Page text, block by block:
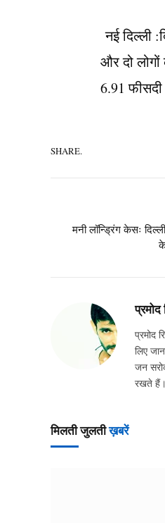
नई दिल्ली
और दो लोगों
6.91
SHARE.
मनी लॉन्‍ड्रिंग केसः
प्रमोद
प्रमोद
लिए
जन
रखते हैं।
मिलती जुलतीख़बरें